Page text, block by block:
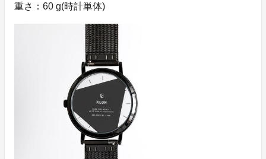
重さ：60 g(時計単体)